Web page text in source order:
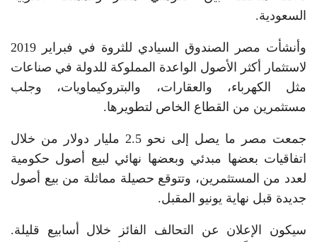
السعودية.
وأنشأت مصر الصندوق السيادي للثروة في فبراير 2019
لاستثمار أكثر الأصول الواعدة المملوكة للدولة في صناعات
مثل الكهرباء، والعقارات، والبتروكيماويات، وجلب
مستثمرين من القطاع الخاص لتطويرها.
جمعت مصر ما يصل إلى نحو 2.5 مليار دولار من خلال
اتفاقيات بعضها مبدئي وبعضها نهائي لبيع أصول حكومية
لعدد من المستثمرين، وتتوقع حصيلة مماثلة من بيع أصول
جديدة قبل نهاية يونيو المقبل.
سيكون الإعلان عن التحالف الفائز خلال أسابيع قليلة.